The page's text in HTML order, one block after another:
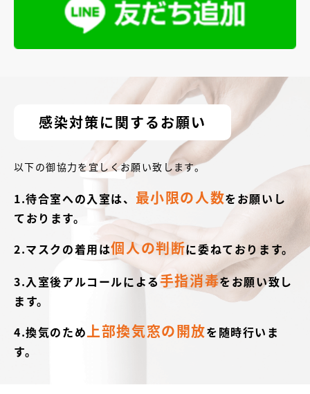
感染対策に関するお願い
以下の御協力を宜しくお願い致します。
1.待合室への入室は、 最小限の人数をお願いし
ております。
2.マスクの着用は個人の判断に委ねております。
3.入室後アルコールによる手指消毒をお願い致し
ます。
4.換気のため上部換気窓の開放を随時行いま
す。